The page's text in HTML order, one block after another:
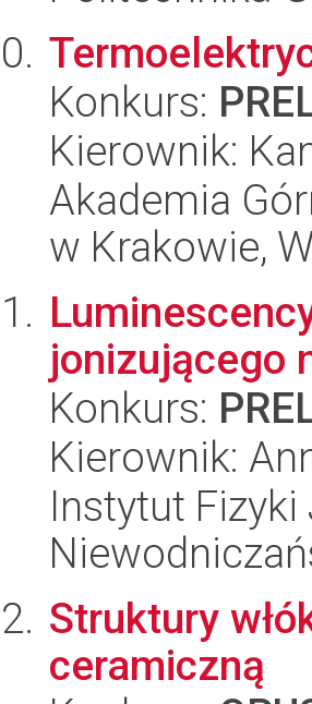
Konkurs:
Kierownik:
Akademia
w Krakowie,
jonizującego
Konkurs:
Kierownik:
Instytut
Struktury
ceramiczną